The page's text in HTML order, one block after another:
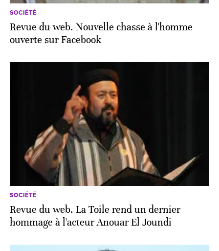
SOCIÉTÉ
Revue du web. Nouvelle chasse à l'homme
ouverte sur Facebook
SOCIÉTÉ
Revue du web. La Toile rend un dernier
hommage à l'acteur Anouar El Joundi